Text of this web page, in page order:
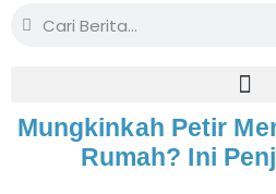
Mungkinkah Petir
Rumah? Ini